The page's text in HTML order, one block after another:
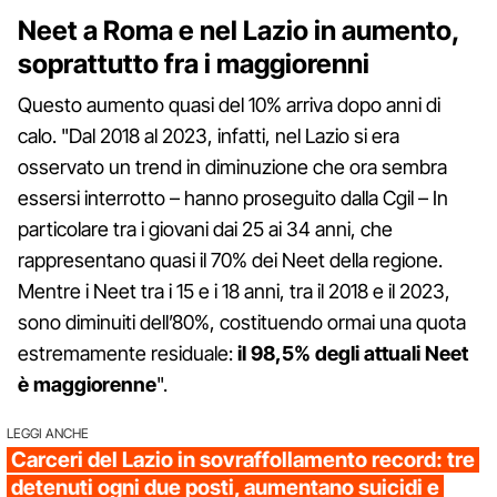
Neet a Roma e nel Lazio in aumento,
soprattutto fra i maggiorenni
Questo aumento quasi del 10% arriva dopo anni di
calo. "Dal 2018 al 2023, infatti, nel Lazio si era
osservato un trend in diminuzione che ora sembra
essersi interrotto – hanno proseguito dalla Cgil – In
particolare tra i giovani dai 25 ai 34 anni, che
rappresentano quasi il 70% dei Neet della regione.
Mentre i Neet tra i 15 e i 18 anni, tra il 2018 e il 2023,
sono diminuiti dell’80%, costituendo ormai una quota
estremamente residuale:il 98,5% degli attuali Neet
è maggiorenne".
LEGGI ANCHE
Carceri del Lazio in sovraffollamento record: tre
detenuti ogni due posti, aumentano suicidi e